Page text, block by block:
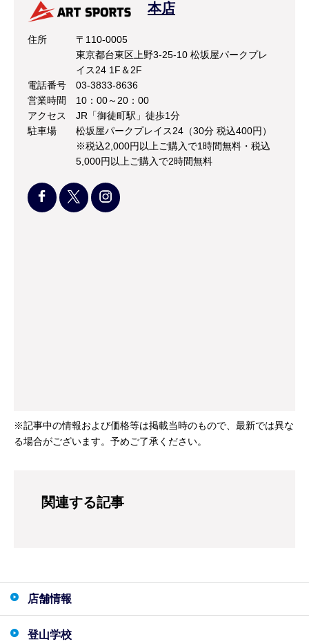
本店
住所
〒110-0005
東京都台東区上野3-25-10 松坂屋パークプレ
イス24 1F＆2F
電話番号
03-3833-8636
営業時間
10：00～20：00
アクセス
JR「御徒町駅」徒歩1分
駐車場
松坂屋パークプレイス24（30分 税込400円）
※税込2,000円以上ご購入で1時間無料・税込
5,000円以上ご購入で2時間無料
※記事中の情報および価格等は掲載当時のもので、最新では異な
る場合がございます。予めご了承ください。
関連する記事
店舗情報
登山学校